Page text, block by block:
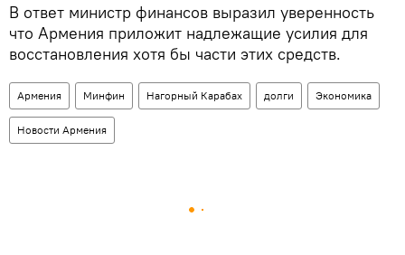
В ответ министр финансов выразил уверенность
что Армения приложит надлежащие усилия для
восстановления хотя бы части этих средств.
Армения Минфин Нагорный Карабах долги Экономика
Новости Армения